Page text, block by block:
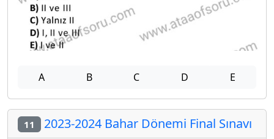
A B C D E
11 2023-2024 Bahar Dönemi Final Sınavı